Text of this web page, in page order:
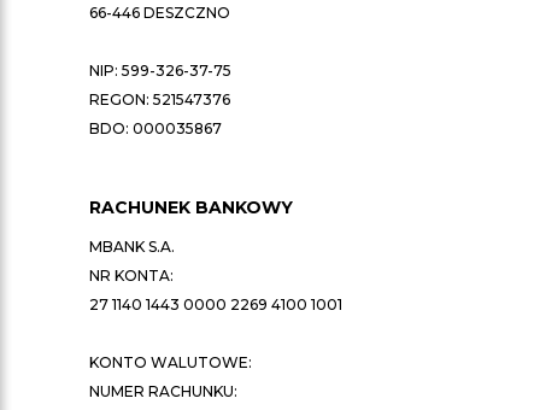
66-446 DESZCZNO
NIP: 599-326-37-75
REGON: 521547376
BDO: 000035867
RACHUNEK BANKOWY
MBANK S.A.
NR KONTA:
27 1140 1443 0000 2269 4100 1001
KONTO WALUTOWE:
NUMER RACHUNKU: